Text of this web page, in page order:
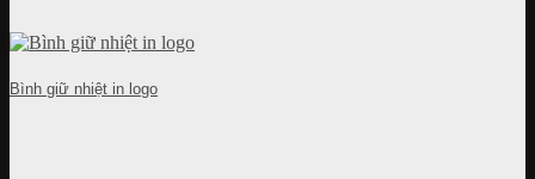
Bình giữ nhiệt in logo